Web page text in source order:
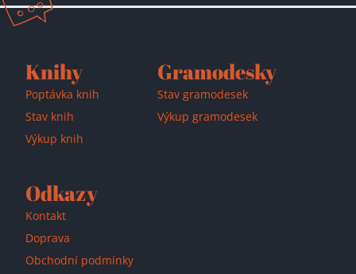
Knihy
Poptávka knih
Stav knih
Výkup knih
Gramodesky
Stav gramodesek
Výkup gramodesek
Odkazy
Kontakt
Doprava
Obchodní podmínky